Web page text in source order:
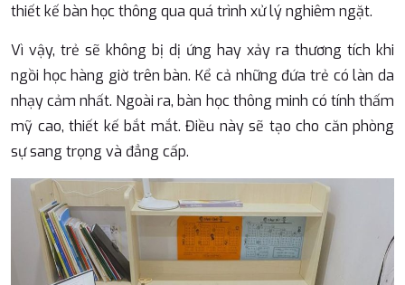
thiết kế bàn học thông qua quá trình xử lý nghiêm ngặt.
Vì vậy, trẻ sẽ không bị dị ứng hay xảy ra thương tích khi
ngồi học hàng giờ trên bàn. Kể cả những đứa trẻ có làn da
nhạy cảm nhất. Ngoài ra, bàn học thông minh có tính thấm
mỹ cao, thiết kế bắt mắt. Điều này sẽ tạo cho căn phòng
sự sang trọng và đẳng cấp.